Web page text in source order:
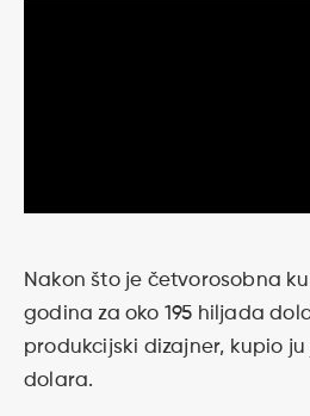
Nakon što je četvorosobna
godina za oko 195 hiljada
produkcijski dizajner, kupio
dolara.